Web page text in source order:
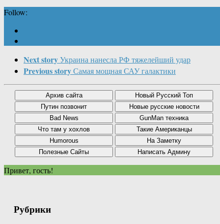
Follow:
Next storyУкраина нанесла РФ тяжелейший удар
Previous storyСамая мощная САУ галактики
Привет, гость!
Рубрики